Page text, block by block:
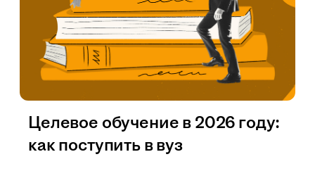
Целевое обучение в 2026 году:
как поступить в вуз